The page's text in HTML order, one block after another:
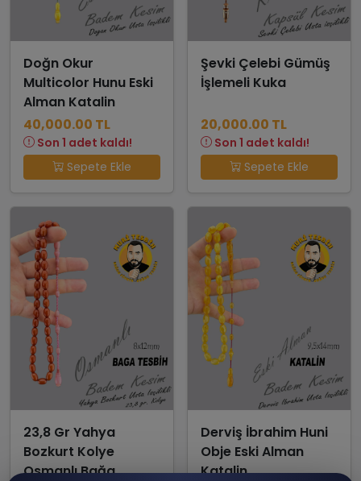
Doğn Okur
Multicolor Hunu Eski
Alman Katalin
40,000.00 TL
Son 1 adet kaldı!
Sepete Ekle
Şevki Çelebi Gümüş
İşlemeli Kuka
20,000.00 TL
Son 1 adet kaldı!
Sepete Ekle
23,8 Gr Yahya
Bozkurt Kolye
Osmanlı Bağa
Derviş İbrahim Huni
Obje Eski Alman
Katalin